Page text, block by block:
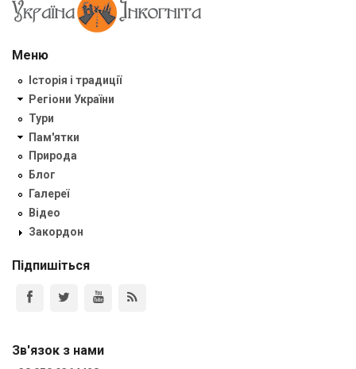
Меню
Історія і традиції
Регіони України
Тури
Пам'ятки
Природа
Блог
Галереї
Відео
Закордон
Підпишіться
Зв'язок з нами